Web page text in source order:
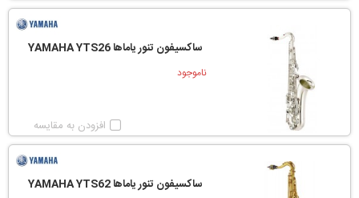
ساکسیفون تنور یاماها YAMAHA YTS26
ناموجود
افزودن به مقایسه
ساکسیفون تنور یاماها YAMAHA YTS62